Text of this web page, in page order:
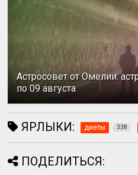
Астросовет от Омелии:
по 09 августа
ЯРЛЫКИ: диеты 338
ПОДЕЛИТЬСЯ: